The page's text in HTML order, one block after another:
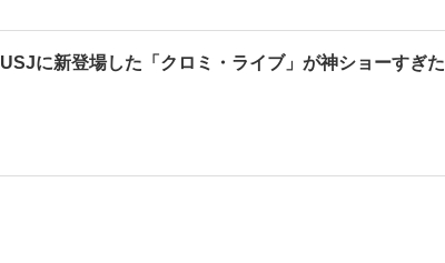
USJに新登場した「クロミ・ライブ」が神ショーすぎた